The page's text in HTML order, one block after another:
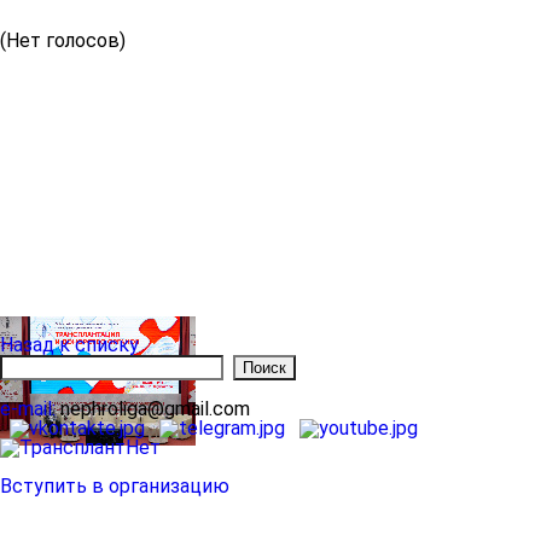
(Нет голосов)
Назад к списку
e-mail:nephroliga@gmail.com
Вступить в организацию